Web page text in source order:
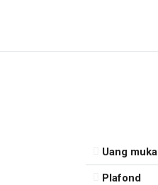
Uang muka
Plafond